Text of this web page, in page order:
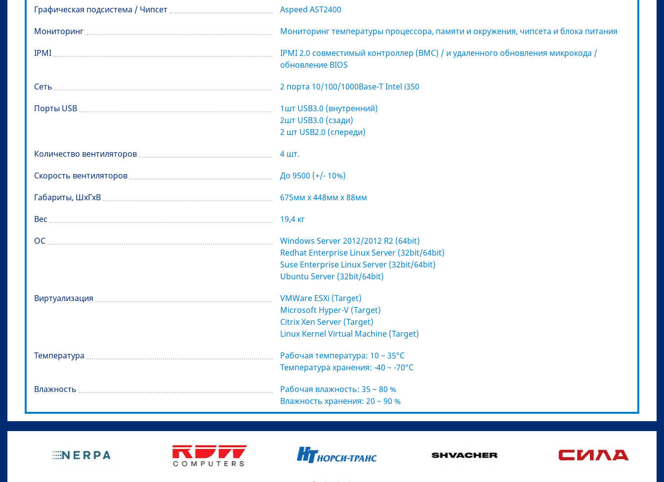
Графическая подсистема / Чипсет
Aspeed AST2400
Мониторинг
Мониторинг температуры процессора, памяти и окружения, чипсета и блока питания
IPMI
IPMI 2.0 совместимый контроллер (BMC) / и удаленного обновления микрокода /
обновление BIOS
Сеть
2 порта 10/100/1000Base-T Intel i350
Порты USB
1шт USB3.0 (внутренний)
2шт USB3.0 (сзади)
2 шт USB2.0 (спереди)
Количество вентиляторов
4 шт.
Скорость вентиляторов
До 9500 (+/- 10%)
Габариты, ШхГхВ
675мм х 448мм х 88мм
Вес
19,4 кг
ОС
Windows Server 2012/2012 R2 (64bit)
Redhat Enterprise Linux Server (32bit/64bit)
Suse Enterprise Linux Server (32bit/64bit)
Ubuntu Server (32bit/64bit)
Виртуализация
VMWare ESXi (Target)
Microsoft Hyper-V (Target)
Citrix Xen Server (Target)
Linux Kernel Virtual Machine (Target)
Температура
Рабочая температура: 10 ~ 35°С
Температура хранения: -40 ~ -70°С
Влажность
Рабочая влажность: 35 ~ 80 %
Влажность хранения: 20 ~ 90 %